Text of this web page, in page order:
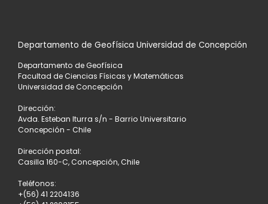
LISTA
Departamento de Geofísica Universidad de Concepción
Departamento de Geofísica
Facultad de Ciencias Físicas y Matemáticas
Universidad de Concepción
Dirección:
Avda. Esteban Iturra s/n - Barrio Universitario
Concepción - Chile
Dirección postal:
Casilla 160-C, Concepción, Chile
Teléfonos:
+(56) 41 2204136